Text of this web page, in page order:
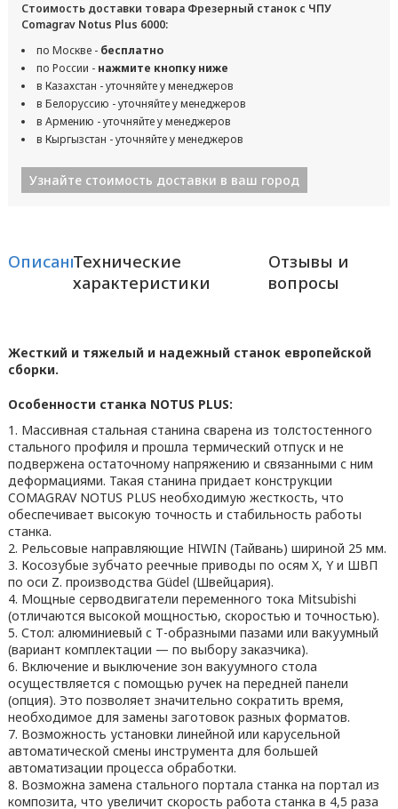
Стоимость доставки товара Фрезерный станок с ЧПУ
Comagrav Notus Plus 6000:
по Москве - бесплатно
по России - нажмите кнопку ниже
в Казахстан - уточняйте у менеджеров
в Белоруссию - уточняйте у менеджеров
в Армению - уточняйте у менеджеров
в Кыргызстан - уточняйте у менеджеров
Узнайте стоимость доставки в ваш город
ОписаниеТехнические
характеристики
Отзывы и
вопросы
Жесткий и тяжелый и надежный станок европейской
сборки.
Особенности станка NOTUS PLUS:
Массивная стальная станина сварена из толстостенного
стального профиля и прошла термический отпуск и не
подвержена остаточному напряжению и связанными с ним
деформациями. Такая станина придает конструкции
COMAGRAV NOTUS PLUS необходимую жесткость, что
обеспечивает высокую точность и стабильность работы
станка.
Рельсовые направляющие HIWIN (Тайвань) шириной 25 мм.
Косозубые зубчато реечные приводы по осям X, Y и ШВП
по оси Z. производства Güdel (Швейцария).
Мощные серводвигатели переменного тока Mitsubishi
(отличаются высокой мощностью, скоростью и точностью).
Стол: алюминиевый с Т-образными пазами или вакуумный
(вариант комплектации — по выбору заказчика).
Включение и выключение зон вакуумного стола
осуществляется с помощью ручек на передней панели
(опция). Это позволяет значительно сократить время,
необходимое для замены заготовок разных форматов.
Возможность установки линейной или карусельной
автоматической смены инструмента для большей
автоматизации процесса обработки.
Возможна замена стального портала станка на портал из
композита, что увеличит скорость работа станка в 4,5 раза